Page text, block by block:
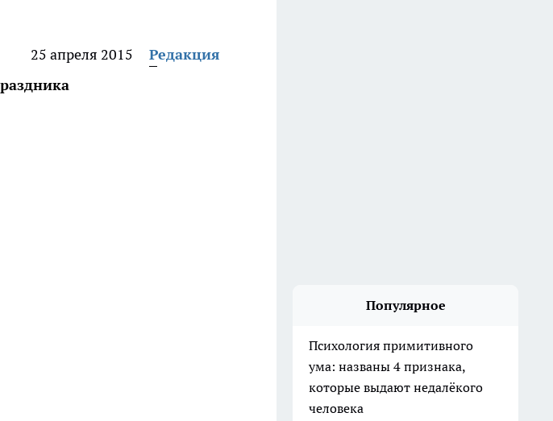
25 апреля 2015
Редакция
Популярное
Психология примитивного
ума: названы 4 признака,
которые выдают недалёкого
человека